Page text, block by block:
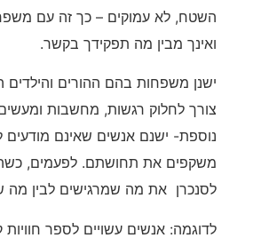
השטח, לא עמוקים – כך זה עם
ואינך מבין מה תפקידך בקשר.
ישנן משפחות בהם ההורים
צורך לחלוק רגשות, מחשבות
נוספת- ישנם אנשים שאינם מודעים
משקפים את תחושתם. לפעמים,
לסנכרן את מה שמרגישים לבין
לדוגמה: אנשים עשויים לספר